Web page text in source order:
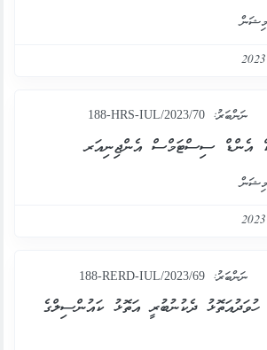
ނަންބަރު: 188-HRS-IUL/2023/70
އެންޑް ސިސްޓަމްސް އެންޖިނިއަރ
ނަންބަރު: 188-RERD-IUL/2023/69
ދެކުނުބުރީ އަތޮޅު ކައުންސިލްގެ